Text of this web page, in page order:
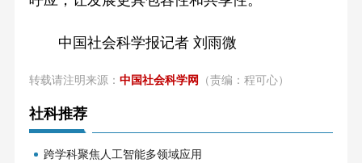
中国社会科学报记者 刘雨微
转载请注明来源： 中国社会科学网 （责编：程可心）
社科推荐
跨学科聚焦人工智能多领域应用